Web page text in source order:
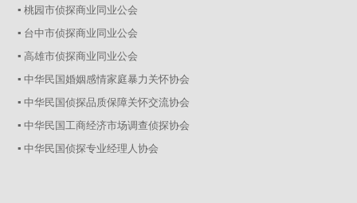
▪ 桃园市侦探商业同业公会
▪ 台中市侦探商业同业公会
▪ 高雄市侦探商业同业公会
▪ 中华民国婚姻感情家庭暴力关怀协会
▪ 中华民国侦探品质保障关怀交流协会
▪ 中华民国工商经济市场调查侦探协会
▪ 中华民国侦探专业经理人协会